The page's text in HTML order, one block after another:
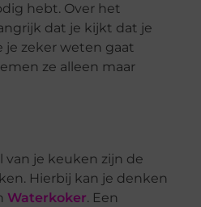
hebt. Over het
dat je kijkt dat je
zeker weten gaat
ze alleen maar
van je keuken zijn de
Hierbij kan je denken
Waterkoker. Een